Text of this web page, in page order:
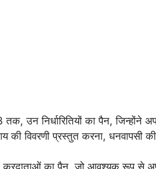
तक, उन निर्धारितियों का पैन,
विवरणी प्रस्तुत करना, धनवापसी